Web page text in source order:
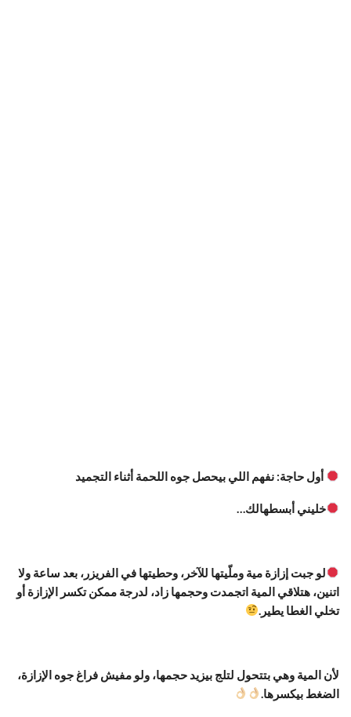
أول حاجة: نفهم اللي بيحصل جوه اللحمة أثناء التجميد
خليني أبسطهالك…
لو جبت إزازة مية وملّيتها للآخر، وحطيتها في الفريزر، بعد ساعة ولا
اتنين، هتلاقي المية اتجمدت وحجمها زاد، لدرجة ممكن تكسر الإزازة أو
تخلي الغطا يطير.
لأن المية وهي بتتحول لتلج بيزيد حجمها، ولو مفيش فراغ جوه الإزازة،
الضغط بيكسرها.